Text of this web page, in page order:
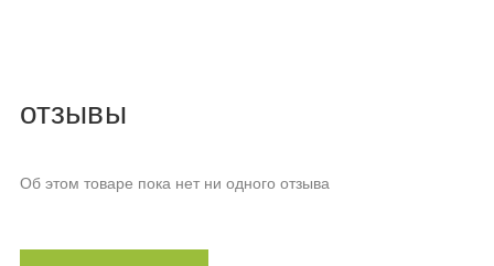
отзывы
Об этом товаре пока нет ни одного отзыва